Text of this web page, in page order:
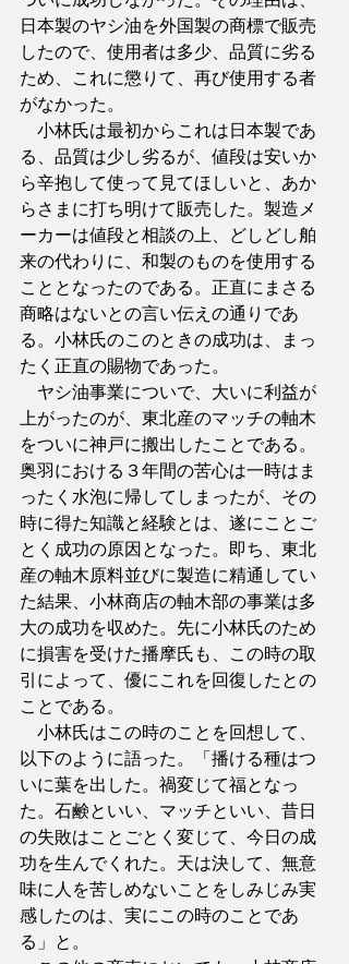
日本製のヤシ油を外国製の商標で販売
したので、使用者は多少、品質に劣る
ため、これに懲りて、再び使用する者
がなかった。
小林氏は最初からこれは日本製であ
る、品質は少し劣るが、値段は安いか
ら辛抱して使って見てほしいと、あか
らさまに打ち明けて販売した。製造メ
ーカーは値段と相談の上、どしどし舶
来の代わりに、和製のものを使用する
こととなったのである。正直にまさる
商略はないとの言い伝えの通りであ
る。小林氏のこのときの成功は、まっ
たく正直の賜物であった。
ヤシ油事業についで、大いに利益が
上がったのが、東北産のマッチの軸木
をついに神戸に搬出したことである。
奥羽における３年間の苦心は一時はま
ったく水泡に帰してしまったが、その
時に得た知識と経験とは、遂にことご
とく成功の原因となった。即ち、東北
産の軸木原料並びに製造に精通してい
た結果、小林商店の軸木部の事業は多
大の成功を収めた。先に小林氏のため
に損害を受けた播摩氏も、この時の取
引によって、優にこれを回復したとの
ことである。
小林氏はこの時のことを回想して、
以下のように語った。「播ける種はつ
いに葉を出した。禍変じて福となっ
た。石鹸といい、マッチといい、昔日
の失敗はことごとく変じて、今日の成
功を生んでくれた。天は決して、無意
味に人を苦しめないことをしみじみ実
感したのは、実にこの時のことであ
る」と。